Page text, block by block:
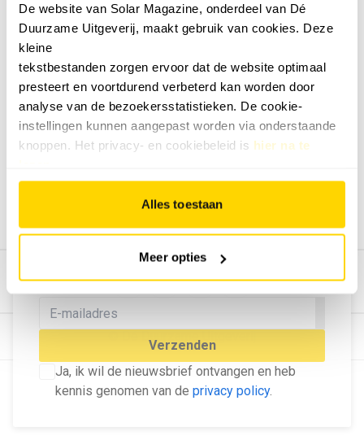
De website van Solar Magazine, onderdeel van Dé
Duurzame Uitgeverij, maakt gebruik van cookies. Deze
kleine
tekstbestanden zorgen ervoor dat de website optimaal
presteert en voortdurend verbeterd kan worden door
analyse van de bezoekersstatistieken. De cookie-
instellingen kunnen aangepast worden via onderstaande
knoppen. Het privacy- en cookiebeleid is hier na te
Alles toestaan
Meer opties
MELD U AAN VOOR ONZE
NIEUWSBRIEF
Blijf op de hoogte van het laatste nieuws!
Verzenden
Ja, ik wil de nieuwsbrief ontvangen en heb
kennis genomen van de privacy policy.
Installateurzoeker
Cookievoorkeuren wijzigen
English
Geef ons feedback
Vertel ons wat je van onze website vindt.
Tip de redactie
Bekijk hier de mogelijkheden.
© Dé Duurzame Uitgeverij